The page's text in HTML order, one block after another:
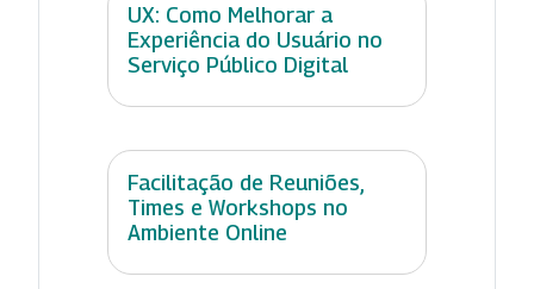
UX: Como Melhorar a
Experiência do Usuário no
Serviço Público Digital
Facilitação de Reuniões,
Times e Workshops no
Ambiente Online